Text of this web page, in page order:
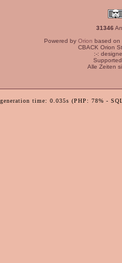
31346
Powered by Orion based on
CBACK Orion
:-:
Alle Zeiten
time: 0.035s (PHP: 78% -